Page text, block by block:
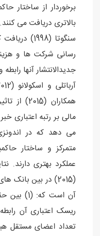
برخوردار از ساختار
بالاتری دریافت می کنند.
سنگوتا
رسانی شرکت ها و
جدیدالانتشار آنها
همکاران
می دهد که در
متمرکز و ساختار
عملکرد بهتری دارند.
(2015) در بین
آن است
تعداد اعضای مستقل